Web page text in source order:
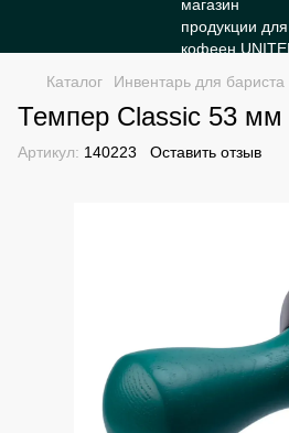
Каталог Инвентарь для бариста
Темпер Classic 53 мм
Артикул: 140223 Оставить отзыв